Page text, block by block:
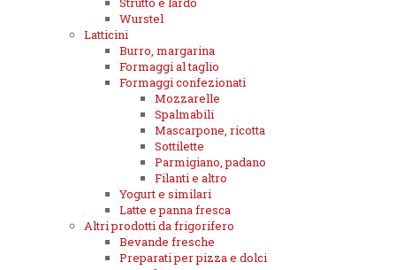
Wurstel
Latticini
Burro, margarina
Formaggi al taglio
Formaggi confezionati
Mozzarelle
Spalmabili
Mascarpone, ricotta
Sottilette
Parmigiano, padano
Filanti e altro
Yogurt e similari
Latte e panna fresca
Altri prodotti da frigorifero
Bevande fresche
Preparati per pizza e dolci